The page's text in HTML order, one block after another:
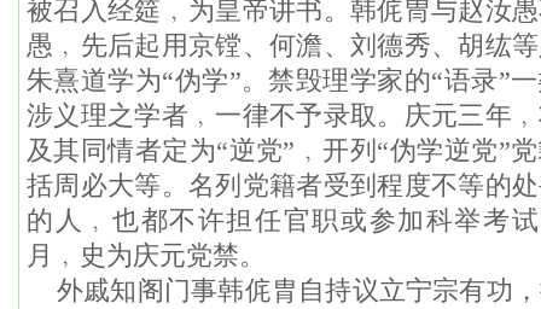
被召入经筵﹐为皇帝讲书。韩侂冑与赵汝
愚﹐先后起用京镗、何澹、刘德秀、胡纮
朱熹道学为“伪学”。禁毁理学家的“语录”
涉义理之学者﹐一律不予录取。庆元三年
及其同情者定为“逆党”﹐开列“伪学逆党”
括周必大等。名列党籍者受到程度不等的
的人﹐也都不许担任官职或参加科举考
月﹐史为庆元党禁。
外戚知阁门事韩侂胄自持议立宁宗有功